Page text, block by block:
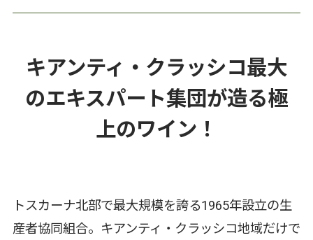
キアンティ・クラッシコ最大
のエキスパート集団が造る極
上のワイン！
トスカーナ北部で最大規模を誇る1965年設立の生
産者協同組合。キアンティ・クラッシコ地域だけで